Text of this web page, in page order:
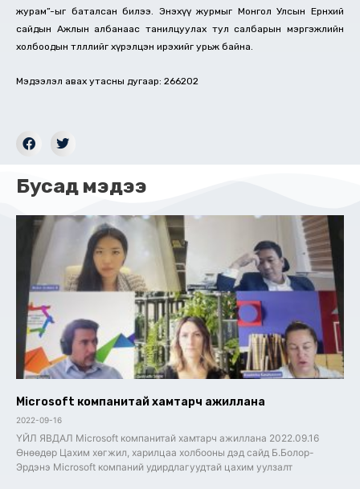
журам”-ыг баталсан билээ. Энэхүү журмыг Монгол Улсын Ерөнхий
сайдын Ажлын албанаас танилцуулах тул салбарын мэргэжлийн
холбоодын төлөөллийг хүрэлцэн ирэхийг урьж байна.
Мэдээлэл авах утасны дугаар: 266202
Бусад мэдээ
Microsoft компанитай хамтарч ажиллана
2022-09-16
ҮЙЛ ЯВДАЛ Microsoft компанитай хамтарч ажиллана 2022.09.16
Өнөөдөр Цахим хөгжил, харилцаа холбооны дэд сайд Б.Болор-
Эрдэнэ Microsoft компаний удирдлагуудтай цахим уулзалт